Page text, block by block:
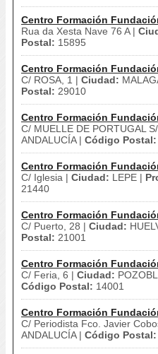
Centro Formación
Rua da Xesta Nave 76 A |
Postal: 15895
Centro Formación
C/ ROSA, 1 | Ciudad:
Postal: 29010
Centro Formación
C/ MUELLE DE PORTUGAL
ANDALUCÍA | Código Postal:
Centro Formación
C/ Iglesia | Ciudad: LEPE |
21440
Centro Formación
C/ Puerto, 28 | Ciudad:
Postal: 21001
Centro Formación
C/ Feria, 6 | Ciudad:
Código Postal: 14001
Centro Formación
C/ Periodista Fco. Javier
ANDALUCÍA | Código Postal: